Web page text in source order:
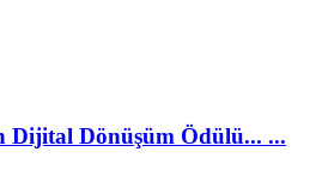
Dijital Dönüşüm Ödülü... ...